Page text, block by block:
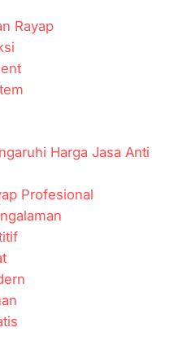
Rayap
Harga Jasa Anti
Profesional